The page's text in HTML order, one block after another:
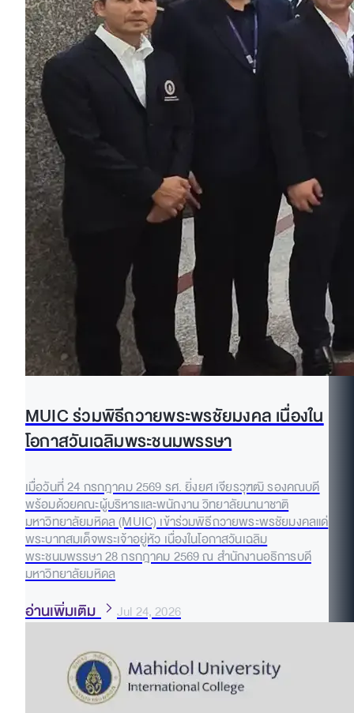
MUIC ร่วมพิธีถวายพระพรชัยมงคล เนื่องใน
โอกาสวันเฉลิมพระชนมพรรษา
เมื่อวันที่ 24 กรกฎาคม 2569 รศ. ยิ่งยศ เจียรวุฑฒิ รองคณบดี
พร้อมด้วยคณะผู้บริหารและพนักงาน วิทยาลัยนานาชาติ
มหาวิทยาลัยมหิดล (MUIC) เข้าร่วมพิธีถวายพระพรชัยมงคลแด่
พระบาทสมเด็จพระเจ้าอยู่หัว เนื่องในโอกาสวันเฉลิม
พระชนมพรรษา 28 กรกฎาคม 2569 ณ สำนักงานอธิการบดี
มหาวิทยาลัยมหิดล
อ่านเพิ่มเติม Jul 24, 2026